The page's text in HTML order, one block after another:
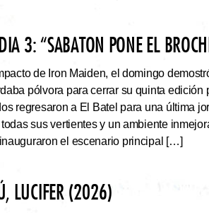
3: “SABATON PONE EL
de Iron Maiden, el domingo
pólvora para cerrar su quinta edición
regresaron a El Batel para una última
sus vertientes y un ambiente
el escenario principal […]
LUCIFER (2026)